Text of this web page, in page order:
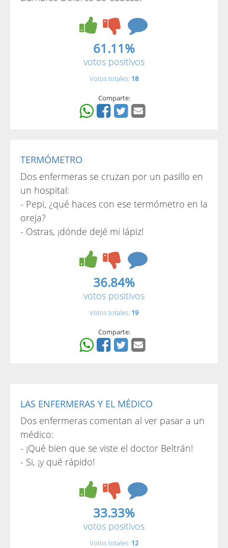
61.11%
votos positivos
Votos totales: 18
Comparte:
TERMÓMETRO
Dos enfermeras se cruzan por un pasillo en
un hospital:
- Pepi, ¿qué haces con ese termómetro en la
oreja?
- Ostras, ¡dónde dejé mi lápiz!
36.84%
votos positivos
Votos totales: 19
Comparte:
LAS ENFERMERAS Y EL MÉDICO
Dos enfermeras comentan al ver pasar a un
médico:
- ¡Qué bien que se viste el doctor Beltrán!
- Si, ¡y qué rápido!
33.33%
votos positivos
Votos totales: 12